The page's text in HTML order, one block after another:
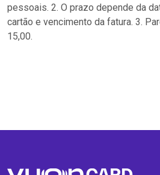
pessoais. 2. O prazo depende da
cartão e vencimento da fatura. 3.
15,00.